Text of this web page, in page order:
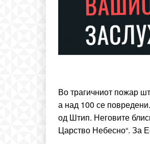
Во трагичниот пожар
а над 100 се
од Штип. Неговите
Царство Небесно“. За